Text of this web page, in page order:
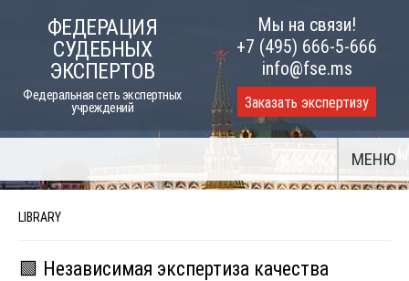
ФЕДЕРАЦИЯ
СУДЕБНЫХ
ЭКСПЕРТОВ
Федеральная сеть экспертных
учреждений
Мы на связи!
+7 (495) 666-5-666
info@fse.ms
Заказать экспертизу
МЕНЮ
LIBRARY
🟩 Независимая экспертиза качества